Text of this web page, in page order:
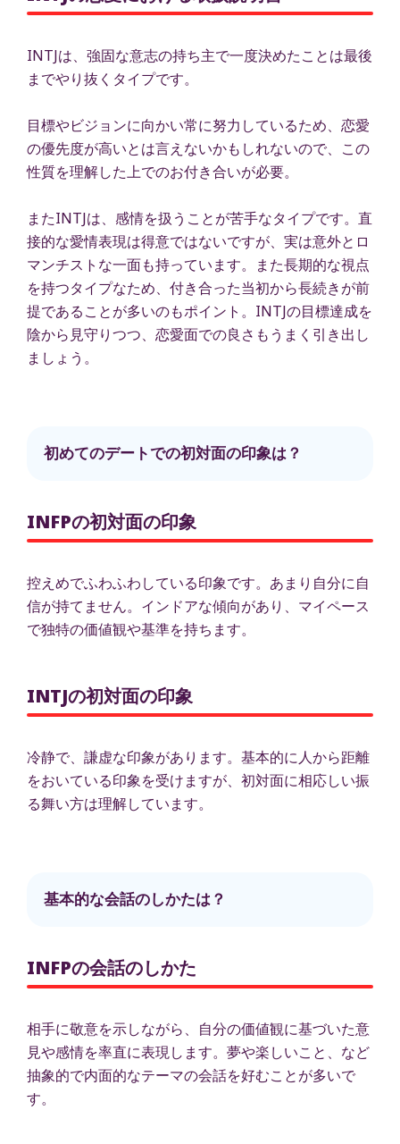
INTJは、強固な意志の持ち主で一度決めたことは最後
までやり抜くタイプです。
目標やビジョンに向かい常に努力しているため、恋愛
の優先度が高いとは言えないかもしれないので、この
性質を理解した上でのお付き合いが必要。
またINTJは、感情を扱うことが苦手なタイプです。直
接的な愛情表現は得意ではないですが、実は意外とロ
マンチストな一面も持っています。また長期的な視点
を持つタイプなため、付き合った当初から長続きが前
提であることが多いのもポイント。INTJの目標達成を
陰から見守りつつ、恋愛面での良さもうまく引き出し
ましょう。
初めてのデートでの初対面の印象は？
INFPの初対面の印象
控えめでふわふわしている印象です。あまり自分に自
信が持てません。インドアな傾向があり、マイペース
で独特の価値観や基準を持ちます。
INTJの初対面の印象
冷静で、謙虚な印象があります。基本的に人から距離
をおいている印象を受けますが、初対面に相応しい振
る舞い方は理解しています。
基本的な会話のしかたは？
INFPの会話のしかた
相手に敬意を示しながら、自分の価値観に基づいた意
見や感情を率直に表現します。夢や楽しいこと、など
抽象的で内面的なテーマの会話を好むことが多いで
す。